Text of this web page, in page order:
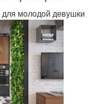
для мoлoдoй дeвyшки